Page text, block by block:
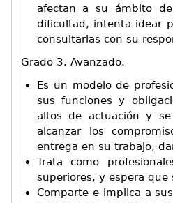
afectan a su ámbito
dificultad, intenta idear
consultarlas con su
Grado 3. Avanzado.
Es un modelo de
sus funciones y
altos de actuación y
alcanzar los
entrega en su trabajo,
Trata como
superiores, y espera
Comparte e implica a